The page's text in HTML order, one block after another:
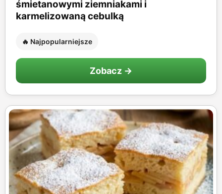
śmietanowymi ziemniakami i
karmelizowaną cebulką
🔥 Najpopularniejsze
Zobacz →